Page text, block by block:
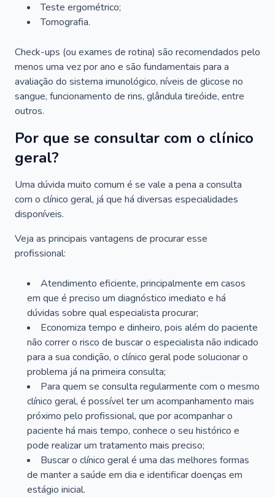
Teste ergométrico;
Tomografia.
Check-ups (ou exames de rotina) são recomendados pelo
menos uma vez por ano e são fundamentais para a
avaliação do sistema imunológico, níveis de glicose no
sangue, funcionamento de rins, glândula tireóide, entre
outros.
Por que se consultar com o clínico
geral?
Uma dúvida muito comum é se vale a pena a consulta
com o clínico geral, já que há diversas especialidades
disponíveis.
Veja as principais vantagens de procurar esse
profissional:
Atendimento eficiente, principalmente em casos
em que é preciso um diagnóstico imediato e há
dúvidas sobre qual especialista procurar;
Economiza tempo e dinheiro, pois além do paciente
não correr o risco de buscar o especialista não indicado
para a sua condição, o clínico geral pode solucionar o
problema já na primeira consulta;
Para quem se consulta regularmente com o mesmo
clínico geral, é possível ter um acompanhamento mais
próximo pelo profissional, que por acompanhar o
paciente há mais tempo, conhece o seu histórico e
pode realizar um tratamento mais preciso;
Buscar o clínico geral é uma das melhores formas
de manter a saúde em dia e identificar doenças em
estágio inicial.